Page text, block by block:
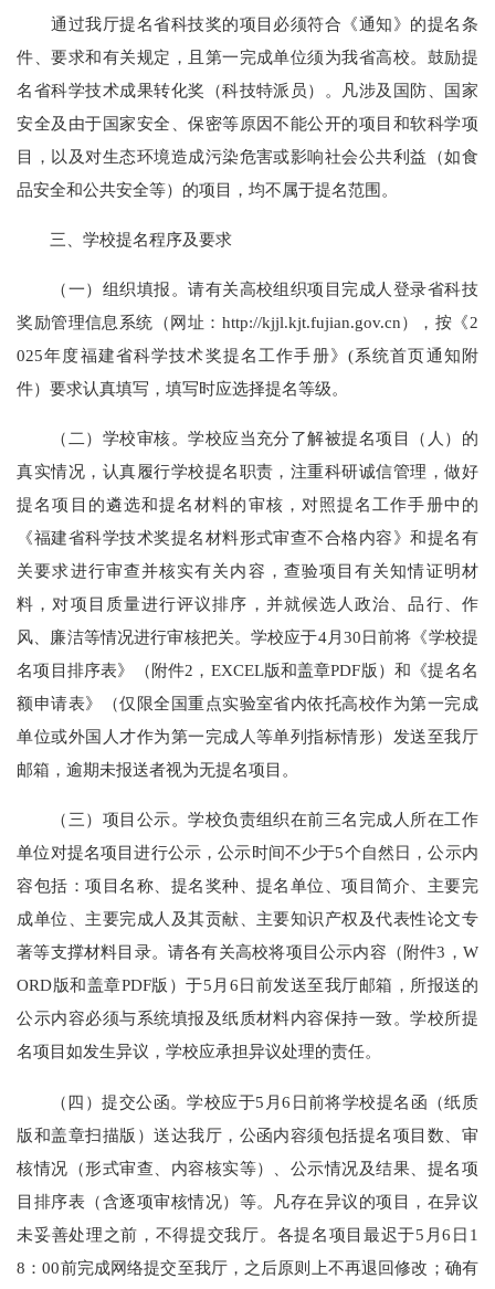
通过我厅提名省科技奖的项目必须符合《通知》的提名条
件、要求和有关规定，且第一完成单位须为我省高校。鼓励提
名省科学技术成果转化奖（科技特派员）。凡涉及国防、国家
安全及由于国家安全、保密等原因不能公开的项目和软科学项
目，以及对生态环境造成污染危害或影响社会公共利益（如食
品安全和公共安全等）的项目，均不属于提名范围。
三、学校提名程序及要求
（一）组织填报。请有关高校组织项目完成人登录省科技
奖励管理信息系统（网址：http://kjjl.kjt.fujian.gov.cn），按《2
025年度福建省科学技术奖提名工作手册》(系统首页通知附
件）要求认真填写，填写时应选择提名等级。
（二）学校审核。学校应当充分了解被提名项目（人）的
真实情况，认真履行学校提名职责，注重科研诚信管理，做好
提名项目的遴选和提名材料的审核，对照提名工作手册中的
《福建省科学技术奖提名材料形式审查不合格内容》和提名有
关要求进行审查并核实有关内容，查验项目有关知情证明材
料，对项目质量进行评议排序，并就候选人政治、品行、作
风、廉洁等情况进行审核把关。学校应于4月30日前将《学校提
名项目排序表》（附件2，EXCEL版和盖章PDF版）和《提名名
额申请表》（仅限全国重点实验室省内依托高校作为第一完成
单位或外国人才作为第一完成人等单列指标情形）发送至我厅
邮箱，逾期未报送者视为无提名项目。
（三）项目公示。学校负责组织在前三名完成人所在工作
单位对提名项目进行公示，公示时间不少于5个自然日，公示内
容包括：项目名称、提名奖种、提名单位、项目简介、主要完
成单位、主要完成人及其贡献、主要知识产权及代表性论文专
著等支撑材料目录。请各有关高校将项目公示内容（附件3，W
ORD版和盖章PDF版）于5月6日前发送至我厅邮箱，所报送的
公示内容必须与系统填报及纸质材料内容保持一致。学校所提
名项目如发生异议，学校应承担异议处理的责任。
（四）提交公函。学校应于5月6日前将学校提名函（纸质
版和盖章扫描版）送达我厅，公函内容须包括提名项目数、审
核情况（形式审查、内容核实等）、公示情况及结果、提名项
目排序表（含逐项审核情况）等。凡存在异议的项目，在异议
未妥善处理之前，不得提交我厅。各提名项目最迟于5月6日1
8：00前完成网络提交至我厅，之后原则上不再退回修改；确有